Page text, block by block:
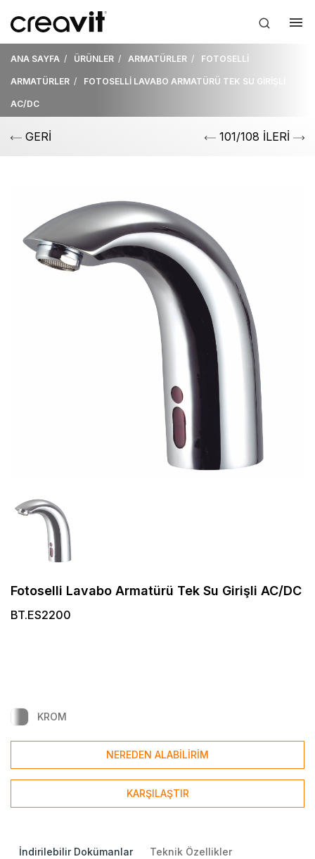
ANA SAYFA ÜRÜNLER ARMATÜRLER FOTOSELLİ
ARMATÜRLER FOTOSELLİ LAVABO ARMATÜRÜ TEK SU GİRİŞLİ
AC/DC
GERİ 101/108 İLERİ
Fotoselli Lavabo Armatürü Tek Su Girişli AC/DC
BT.ES2200
KROM
NEREDEN ALABİLİRİM
KARŞILAŞTIR
İndirilebilir Dokümanlar Teknik Özellikler